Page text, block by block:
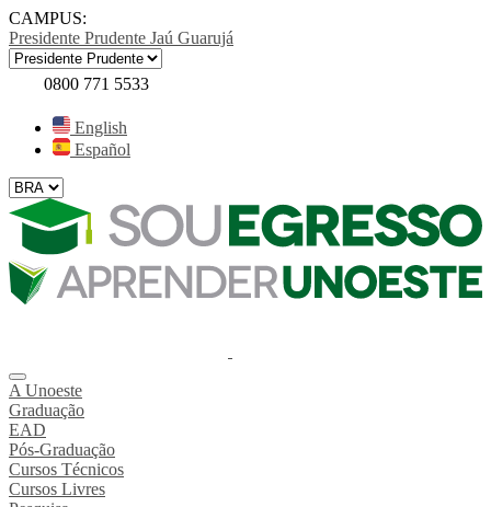
CAMPUS:
Presidente Prudente Jaú Guarujá
0800 771 5533
English
Español
A Unoeste
Graduação
EAD
Pós-Graduação
Cursos Técnicos
Cursos Livres